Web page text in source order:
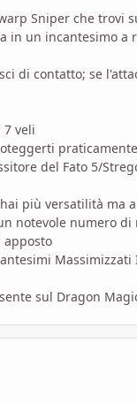
Sniper che trovi
in un incantesimo
di contatto; se
veli
del Fato 5/
più versatilità ma
notevole numero di
apposto
sul Dragon